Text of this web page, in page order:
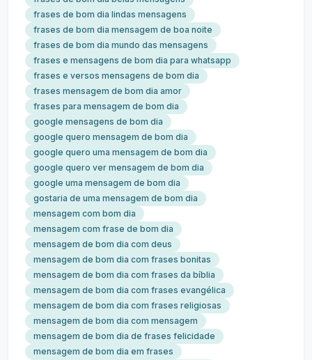
frases de bom dia lindas mensagens
frases de bom dia mensagem de boa noite
frases de bom dia mundo das mensagens
frases e mensagens de bom dia para whatsapp
frases e versos mensagens de bom dia
frases mensagem de bom dia amor
frases para mensagem de bom dia
google mensagens de bom dia
google quero mensagem de bom dia
google quero uma mensagem de bom dia
google quero ver mensagem de bom dia
google uma mensagem de bom dia
gostaria de uma mensagem de bom dia
mensagem com bom dia
mensagem com frase de bom dia
mensagem de bom dia com deus
mensagem de bom dia com frases bonitas
mensagem de bom dia com frases da bíblia
mensagem de bom dia com frases evangélica
mensagem de bom dia com frases religiosas
mensagem de bom dia com mensagem
mensagem de bom dia de frases felicidade
mensagem de bom dia em frases